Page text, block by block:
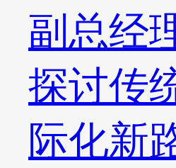
副总经
探讨传
际化新